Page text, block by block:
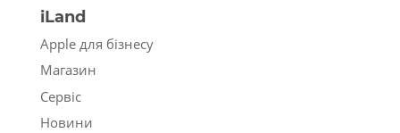
iLand
Apple для бізнесу
Магазин
Сервіс
Новини